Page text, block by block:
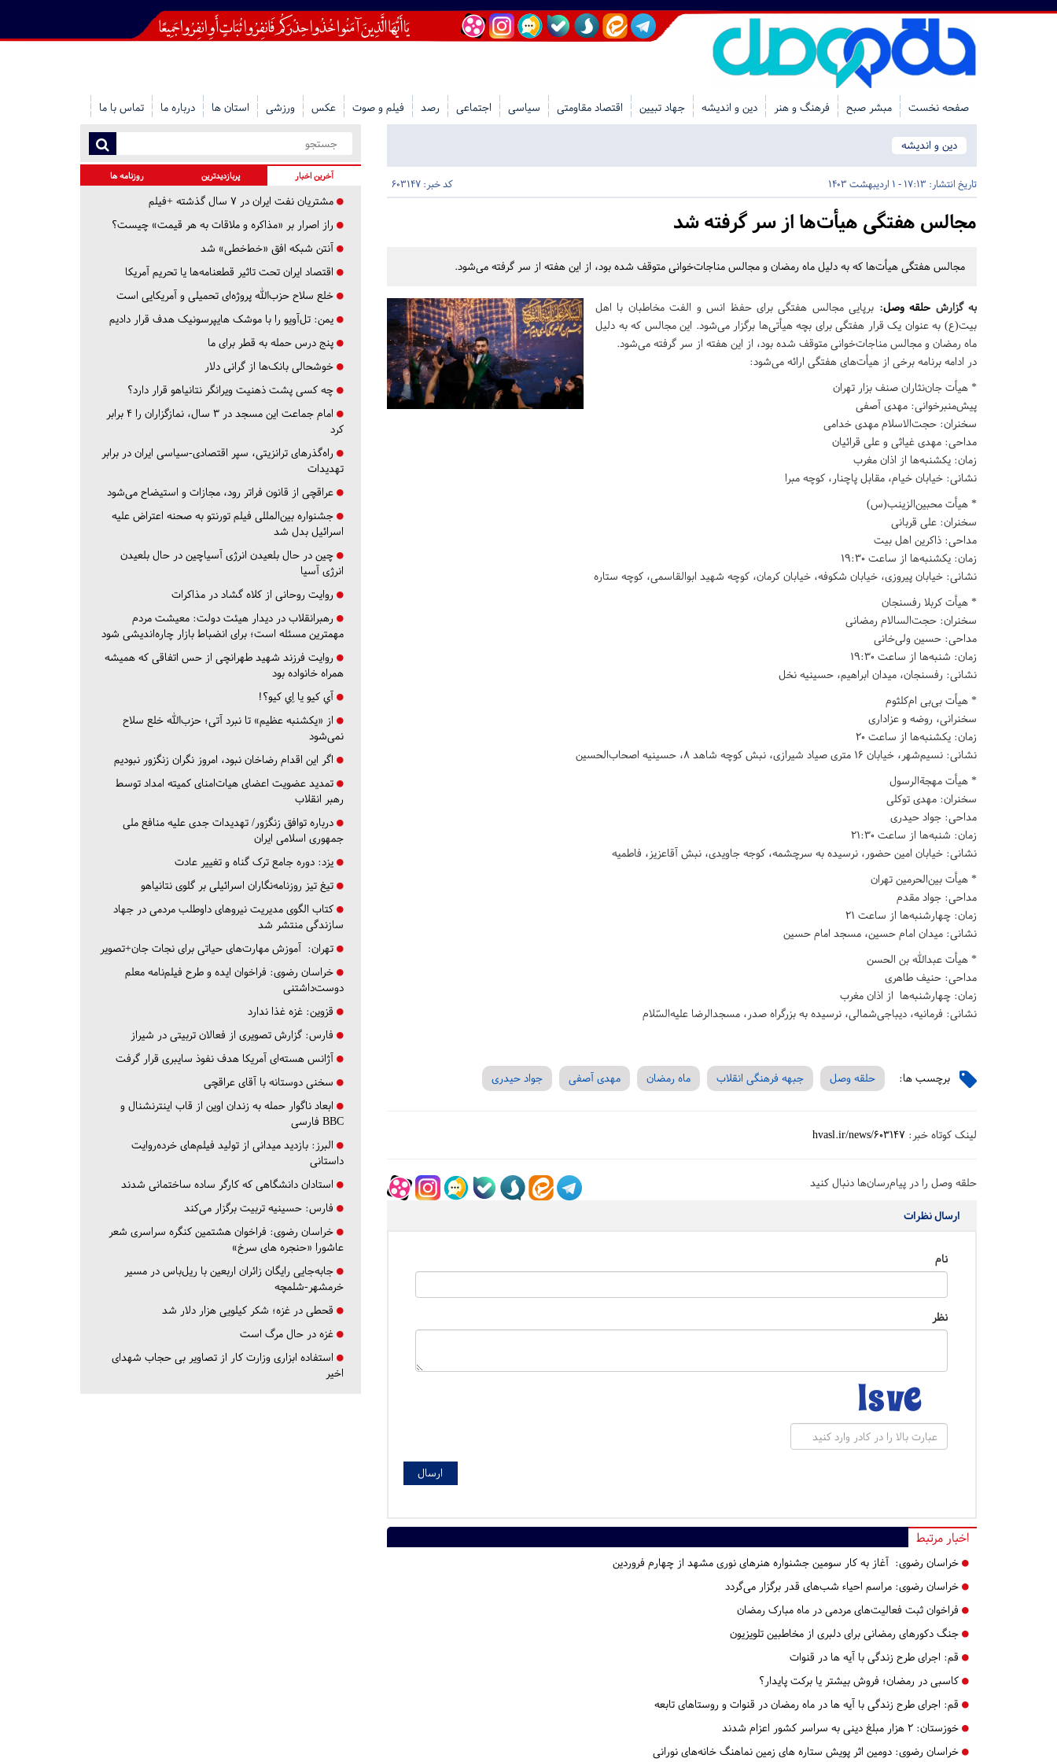
صفحه نخست مبشر صبح فرهنگ و هنر دین و اندیشه جهاد تبیین اقتصاد مقاومتی سیاسی اجتماعی رصد فیلم و صوت عکس ورزشی استان ها درباره ما تماس با ما
دین و اندیشه
تاریخ انتشار: 17:13 - 1 اردیبهشت 1403 کد خبر: 603147
مجالس هفتگی هیأت‌ها از سر گرفته شد
مجالس هفتگی هیأت‌ها که به دلیل ماه رمضان و مجالس مناجات‌خوانی متوقف شده بود، از این هفته از سر گرفته می‌شود.
به گزارش حلقه وصل: برپایی مجالس هفتگی برای حفظ انس و الفت مخاطبان با اهل
بیت(ع) به عنوان یک قرار هفتگی برای بچه هیأتی‌ها برگزار می‌شود. این مجالس که به دلیل
ماه رمضان و مجالس مناجات‌خوانی متوقف شده بود، از این هفته از سر گرفته می‌شود.
در ادامه برنامه برخی از هیأت‌های هفتگی ارائه می‌شود:
* هیأت جان‌نثاران صنف بزار تهران
پیش‌منبرخوانی: مهدی آصفی
سخنران: حجت‌الاسلام مهدی خدامی
مداحی: مهدی غیاثی و علی قرائیان
زمان: یکشنبه‌ها از اذان مغرب
نشانی: خیابان خیام، مقابل پاچنار، کوچه مبرا
* هیأت محبین‌الزینب(س)
سخنران: علی قربانی
مداحی: ذاکرین اهل بیت
زمان: یکشنبه‌ها از ساعت ۱۹:۳۰
نشانی: خیابان پیروزی، خیابان شکوفه، خیابان کرمان، کوچه شهید ابوالقاسمی، کوچه ستاره
* هیأت کربلا رفسنجان
سخنران: حجت‌السالام رمضانی
مداحی: حسین ولی‌خانی
زمان: شنبه‌ها از ساعت ۱۹:۳۰
نشانی: رفسنجان، میدان ابراهیم، حسینیه نخل
* هیأت بی‌بی ام‌کلثوم
سخنرانی، روضه و عزاداری
زمان: یکشنبه‌ها از ساعت ۲۰
نشانی: نسیم‌شهر، خیابان ۱۶ متری صیاد شیرازی، نبش کوچه شاهد ۸، حسینیه اصحاب‌الحسین
* هیأت مهجةالرسول
سخنران: مهدی توکلی
مداحی: جواد حیدری
زمان: شنبه‌ها از ساعت ۲۱:۳۰
نشانی: خیابان امین حضور، نرسیده به سرچشمه، کوجه جاویدی، نبش آقاعزیز، فاطمیه
* هیأت بین‌الحرمین تهران
مداحی: جواد مقدم
زمان: چهارشنبه‌ها از ساعت ۲۱
نشانی: میدان امام حسین، مسجد امام حسین
* هیأت عبدالله بن الحسن
مداحی: حنیف طاهری
زمان: چهارشنبه‌ها از اذان مغرب
نشانی: فرمانیه، دیباجی‌شمالی، نرسیده به بزرگراه صدر، مسجدالرضا علیه‌السّلام
برچسب ها: حلقه وصل جبهه فرهنگی انقلاب ماه رمضان مهدی آصفی جواد حیدری
لینک کوتاه خبر: hvasl.ir/news/603147
حلقه وصل را در پیام‌رسان‌ها دنبال کنید
ارسال نظرات
نام
نظر
اخبار مرتبط
خراسان رضوی: آغاز به کار سومین جشنواره هنرهای نوری مشهد از چهارم فروردین
خراسان رضوی: مراسم‌ احیاء شب‌های قدر برگزار می‌گردد
فراخوان ثبت فعالیت‌های مردمی در ماه مبارک رمضان
جنگ دکورهای رمضانی برای دلبری از مخاطبین تلویزیون
قم: ​​​​​​​اجرای طرح زندگی با آیه ها در قنوات
کاسبی در رمضان؛ فروش بیشتر یا برکت پایدار؟
قم: ​​​​​​​اجرای طرح زندگی با آیه ها در ماه رمضان در قنوات و روستاهای تابعه
خوزستان:
خراسان رضوی: دومین اثر پویش ستاره های زمین نماهنگ خانه‌های نورانی
آخرین اخبار پربازدیدترین روزنامه ها
مشتریان نفت ایران در ۷ سال گذشته +فیلم
راز اصرار بر «مذاکره و ملاقات به هر قیمت» چیست؟
آنتن شبکه افق «خط‌خطی» شد
اقتصاد ایران تحت تاثیر قطعنامه‌ها یا تحریم‌ آمریکا
خلع سلاح حزب‌الله پروژه‌ای تحمیلی و آمریکایی است
یمن: تل‌آویو را با موشک هایپرسونیک هدف قرار دادیم
پنج درس‌ حمله به قطر برای ما
خوشحالی بانک‌ها از گرانی دلار
چه کسی پشت ذهنیت ویرانگر نتانیاهو قرار دارد؟
امام جماعت این مسجد در ۳ سال، نمازگزاران را ۴ برابر
کرد
راه‌گذرهای ترانزیتی، سپر اقتصادی-سیاسی ایران در برابر
تهدیدات
عراقچی از قانون فراتر رود، مجازات و استیضاح می‌شود
جشنواره بین‌المللی فیلم تورنتو به صحنه اعتراض علیه
اسرائیل بدل شد
چین در حال بلعیدن انرژی آسیاچین در حال بلعیدن
انرژی آسیا
روایت روحانی از کلاه گشاد در مذاکرات
رهبرانقلاب در دیدار هیئت دولت: معیشت مردم
مهمترین مسئله است؛ برای انضباط بازار چاره‌اندیشی شود
روایت فرزند شهید طهرانچی از حس اتفاقی که همیشه
همراه خانواده بود
آي كيو يا اِي كيو؟!
از «یکشنبه عظیم» تا نبرد آتی؛ حزب‌الله خلع سلاح
نمی‌شود
اگر این اقدام رضاخان نبود، امروز نگران زنگزور نبودیم
تمدید عضویت اعضای هیات‌امنای کمیته امداد توسط
رهبر انقلاب
درباره توافق زنگزور/ تهدیدات جدی علیه منافع ملی
جمهوری اسلامی ایران
یزد: دوره جامع ترک گناه و تغییر عادت
تیغ تیز روزنامه‌نگاران اسرائیلی بر گلوی نتانیاهو
کتاب الگوی مدیریت نیروهای داوطلب مردمی در جهاد
سازندگی منتشر شد
تهران: آموزش مهارت‌های حیاتی برای نجات جان+تصویر
خراسان رضوی: فراخوان ایده و طرح فیلم‌نامه معلم
دوست‌داشتنی
قزوین: غزه غذا ندارد
فارس: گزارش تصویری از فعالان تربیتی در شیراز
آژانس هسته‌ای آمریکا هدف نفوذ سایبری قرار گرفت
سخنی دوستانه با آقای عراقچی
ابعاد ناگوار حمله به زندان اوین از قاب اینترنشنال و
BBC فارسی
البرز: بازدید میدانی از تولید فیلم‌های خرده‌روایت
داستانی
استادان دانشگاهی که کارگر ساده ساختمانی شدند
فارس: حسینیه تربیت برگزار می‌کند
خراسان رضوی: فراخوان هشتمین کنگره سراسری شعر
عاشورا «حنجره های سرخ»
جابه‌جایی رایگان زائران اربعین با ریل‌باس در مسیر
خرمشهر-شلمچه
قحطی در غزه؛ شکر کیلویی هزار دلار شد
غزه در حال مرگ است
استفاده ابزاری وزارت کار از تصاویر بی حجاب شهدای
اخیر